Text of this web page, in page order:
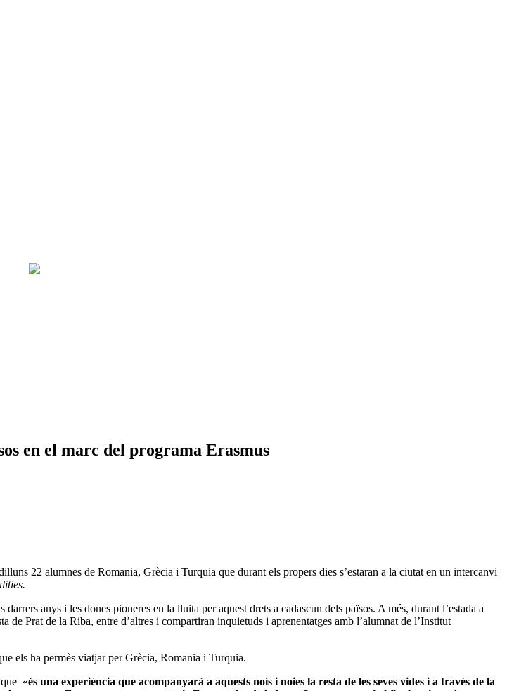
en el marc del programa Erasmus
22 alumnes de Romania, Grècia i Turquia que durant els propers dies s’estaran a la ciutat en un intercanvi
anys i les dones pioneres en la lluita per aquest drets a cadascun dels països. A més, durant l’estada a
Prat de la Riba, entre d’altres i compartiran inquietuds i aprenentatges amb l’alumnat de l’Institut
els ha permès viatjar per Grècia, Romania i Turquia.
que «és una experiència que acompanyarà a aquests nois i noies la resta de les seves vides i a través de la